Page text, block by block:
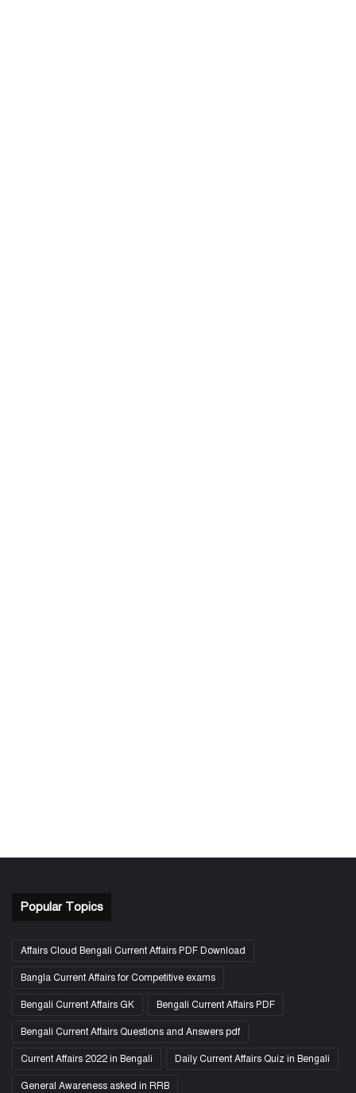
Popular Topics
Affairs Cloud Bengali Current Affairs PDF Download
Bangla Current Affairs for Competitive exams
Bengali Current Affairs GK Bengali Current Affairs PDF
Bengali Current Affairs Questions and Answers pdf
Current Affairs 2022 in Bengali Daily Current Affairs Quiz in Bengali
General Awareness asked in RRB